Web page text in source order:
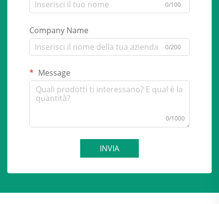
0/100
Company Name
0/200
Message
0/1000
INVIA